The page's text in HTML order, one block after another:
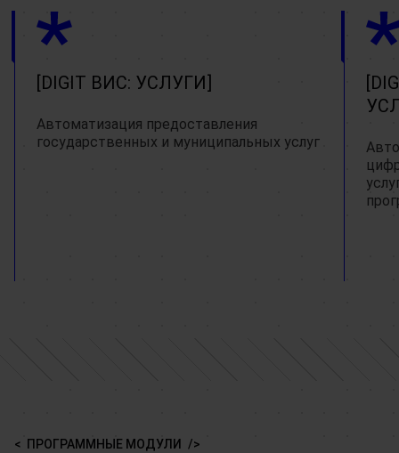
DIGIT ВИС: УСЛУГИ
Автоматизация предоставления
государственных и муниципальных услуг
ПРОГРАММНЫЕ МОДУЛИ